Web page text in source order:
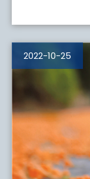
2022-10-25